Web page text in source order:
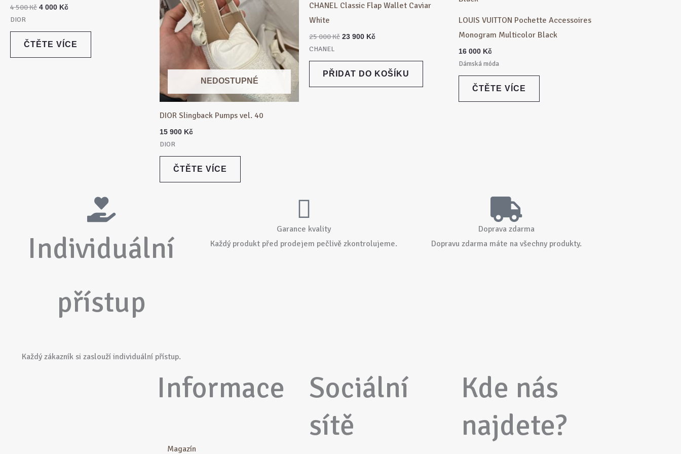
4 500Kč 500 Kč.
4 000 Kč
DIOR
ČTĚTE VÍCE
NEDOSTUPNÉ
DIOR Slingback Pumps vel. 40
15 900 Kč
DIOR
ČTĚTE VÍCE
CHANEL Classic Flap Wallet Caviar
White
25 000Kč
000 Kč.
23 900 Kč
900 Kč.
CHANEL
PŘIDAT DO KOŠÍKU
LOUIS VUITTON Pochette Accessoires
Monogram Multicolor Black
16 000 Kč
Dámská móda
ČTĚTE VÍCE
Individuální
přístup
Každý zákazník si zaslouží individuální přístup.
Garance kvality
Každý produkt před prodejem pečlivě zkontrolujeme.
Doprava zdarma
Dopravu zdarma máte na všechny produkty.
Informace
Magazín
Sociální
sítě
Kde nás
najdete?